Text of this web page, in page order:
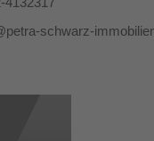
schwarz-